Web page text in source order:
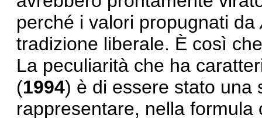
perché i valori propugnati da
tradizione liberale. È così
La peculiarità che ha
(1994) è di essere stato una
rappresentare, nella